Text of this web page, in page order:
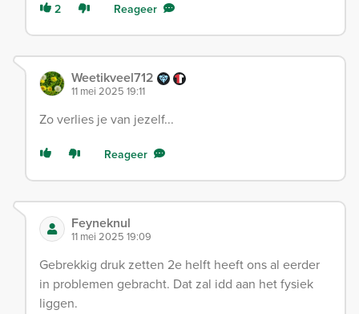
2 Reageer
Weetikveel712
11 mei 2025 19:11
Zo verlies je van jezelf...
Reageer
Feyneknul
11 mei 2025 19:09
Gebrekkig druk zetten 2e helft heeft ons al eerder
in problemen gebracht. Dat zal idd aan het fysiek
liggen.